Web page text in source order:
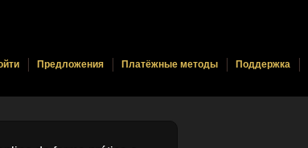
Предложения Платёжные методы Поддержка